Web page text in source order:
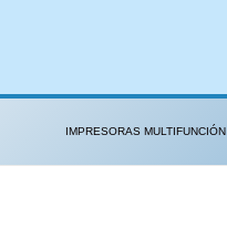
IMPRESORAS MULTIFUNCIÓN